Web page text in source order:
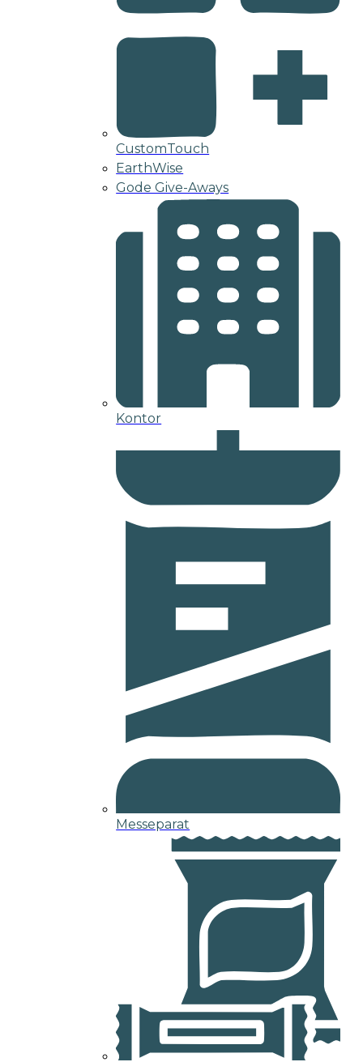
CustomTouch
EarthWise
Gode Give-Aways
Kontor
Messeparat